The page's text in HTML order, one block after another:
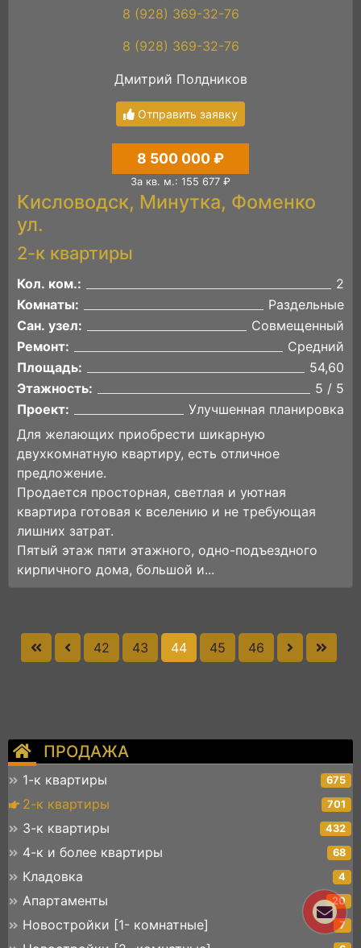
ПРОДАЖА
1-к квартиры 675
2-к квартиры 701
3-к квартиры 432
4-к и более квартиры 68
Кладовка 4
Апартаменты 20
Новостройки [1- комнатные] 7
8 (928) 369-32-76
8 (928) 369-32-76
Дмитрий Полдников
Отправить заявку
8 500 000 ₽
За кв. м.: 155 677 ₽
Кисловодск, Минутка, Фоменко
ул.
2-к квартиры
Кол. ком.:
2
Комнаты:
Раздельные
Сан. узел:
Совмещенный
Ремонт:
Средний
Площадь:
54,60
Этажность:
5 / 5
Проект:
Улучшенная планировка
Для желающих приобрести шикарную
двухкомнатную квартиру, есть отличное
предложение.
Продается просторная, светлая и уютная
квартира готовая к вселению и не требующая
лишних затрат.
Пятый этаж пяти этажного, одно-подъездного
кирпичного дома, большой и...
42 43 44 45 46